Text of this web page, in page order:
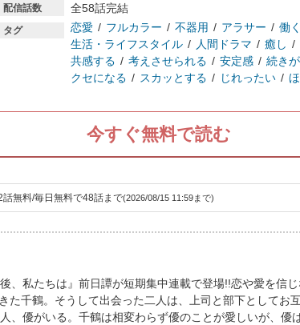
配信話数 全58話完結
タグ 恋愛 フルカラー 不器用 アラサー 働
生活・ライフスタイル
人間ドラマ 癒し
共感する
考えさせられる 安定感 続き
クセになる
スカッとする じれったい
今すぐ無料で読む
話無料/毎日無料で48話まで(2026/08/15 11:59まで)
、私たちは』前日譚が短期集中連載で登場!!恋や愛を信
た千鶴。そうして出会った二人は、上司と部下としてお
、優がいる。千鶴は相変わらず優のことが愛しいが、優